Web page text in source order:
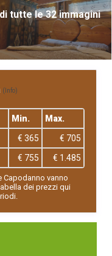
tutte le 32 immagini
(Info)
Min.
Max.
€ 365
€ 705
€ 755 € 1.485
Capodanno vanno
dei prezzi qui